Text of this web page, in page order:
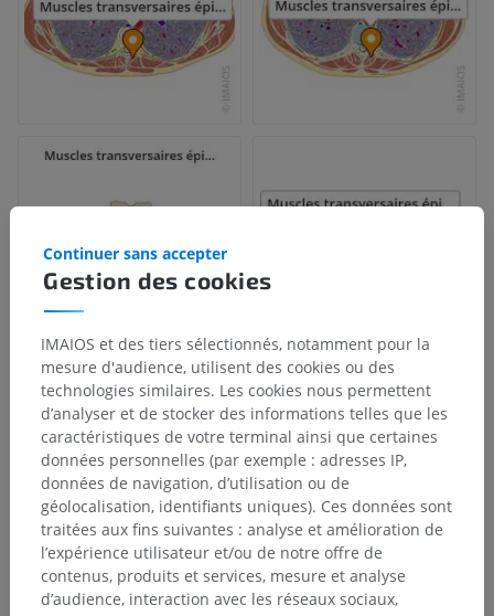
Gestion des cookies
Continuer sans accepter
IMAIOS et des tiers sélectionnés, notamment pour la
mesure d'audience, utilisent des cookies ou des
technologies similaires. Les cookies nous permettent
d’analyser et de stocker des informations telles que les
caractéristiques de votre terminal ainsi que certaines
données personnelles (par exemple : adresses IP,
données de navigation, d’utilisation ou de
géolocalisation, identifiants uniques). Ces données sont
traitées aux fins suivantes : analyse et amélioration de
l’expérience utilisateur et/ou de notre offre de
contenus, produits et services, mesure et analyse
d’audience, interaction avec les réseaux sociaux,